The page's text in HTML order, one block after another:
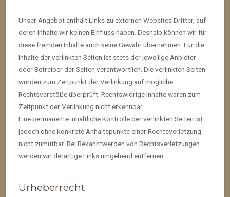
Unser Angebot enthält Links zu externen Websites Dritter, auf
deren Inhalte wir keinen Einfluss haben. Deshalb können wir für
diese fremden Inhalte auch keine Gewähr übernehmen. Für die
Inhalte der verlinkten Seiten ist stets der jeweilige Anbieter
oder Betreiber der Seiten verantwortlich. Die verlinkten Seiten
wurden zum Zeitpunkt der Verlinkung auf mögliche
Rechtsverstöße überprüft. Rechtswidrige Inhalte waren zum
Zeitpunkt der Verlinkung nicht erkennbar.
Eine permanente inhaltliche Kontrolle der verlinkten Seiten ist
jedoch ohne konkrete Anhaltspunkte einer Rechtsverletzung
nicht zumutbar. Bei Bekanntwerden von Rechtsverletzungen
werden wir derartige Links umgehend entfernen.
Urheberrecht